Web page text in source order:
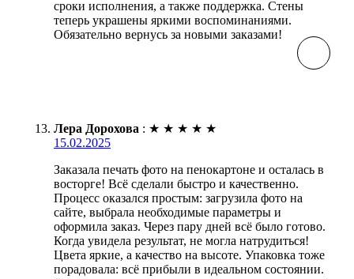
сроки исполнения, а также поддержка. Стены
теперь украшены яркими воспоминаниями.
Обязательно вернусь за новыми заказами!
Лера Дорохова : ★ ★ ★ ★ ★
15.02.2025
Заказала печать фото на пенокартоне и осталась в
восторге! Всё сделали быстро и качественно.
Процесс оказался простым: загрузила фото на
сайте, выбрала необходимые параметры и
оформила заказ. Через пару дней всё было готово.
Когда увидела результат, не могла натрудиться!
Цвета яркие, а качество на высоте. Упаковка тоже
порадовала: всё прибыли в идеальном состоянии.